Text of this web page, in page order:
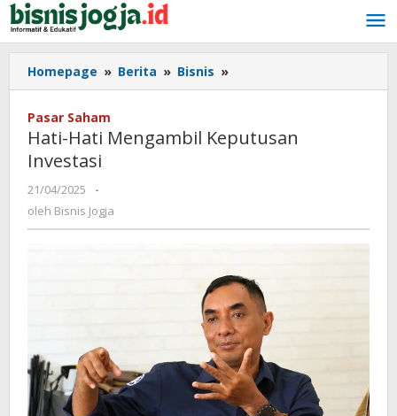
Lewati
ke
konten
Homepage » Berita » Bisnis »
Hati
Investasi
Pasar Saham
Hati-Hati Mengambil Keputusan
Investasi
21/04/2025
oleh
Bisnis
Jogja
-
oleh Bisnis Jogja